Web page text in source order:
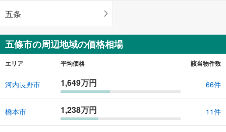
す
五条
五條市の周辺地域の価格相場
エリア 平均価格 該当物件数
河内長野市 1,649万円 66件
橋本市 1,238万円 11件